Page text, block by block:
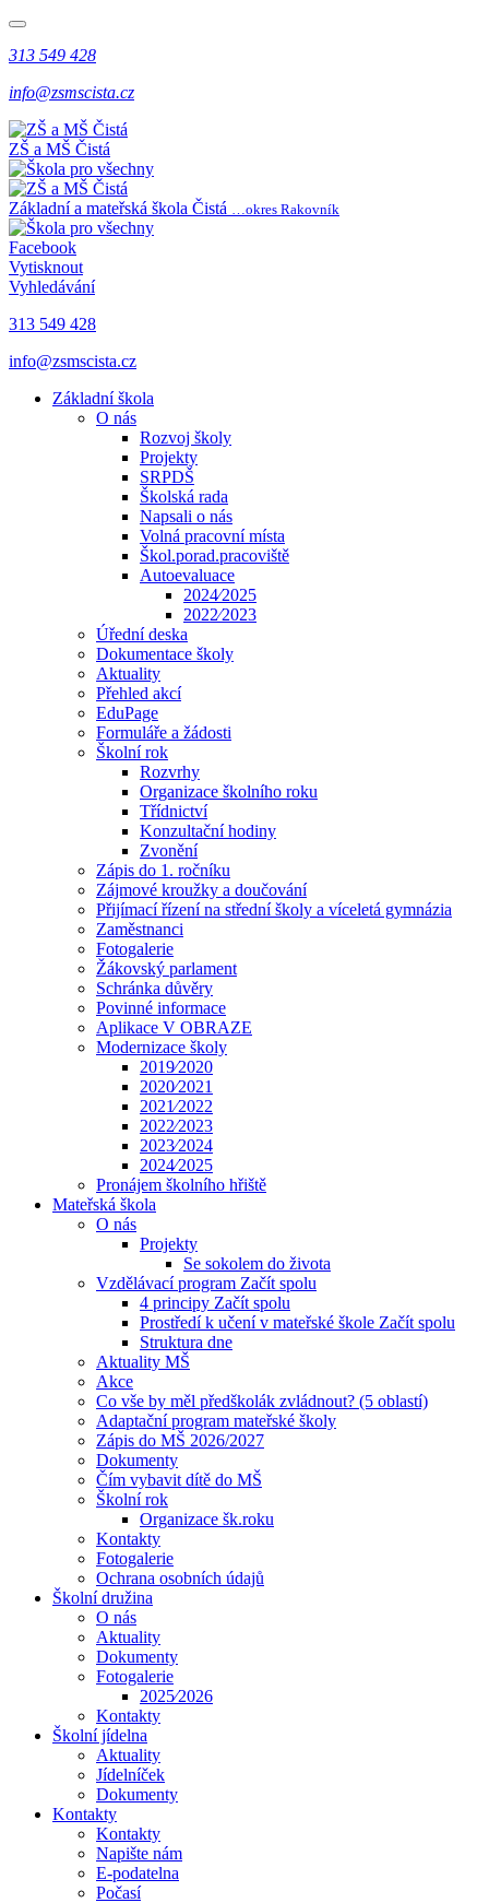
313 549 428
info@zsmscista.cz
ZŠ a MŠ Čistá
Základní a mateřská škola Čistá …okres Rakovník
Facebook
Vytisknout
Vyhledávání
313 549 428
info@zsmscista.cz
Základní škola
O nás
Rozvoj školy
Projekty
SRPDŠ
Školská rada
Napsali o nás
Volná pracovní místa
Škol.porad.pracoviště
Autoevaluace
2024⁄2025
2022⁄2023
Úřední deska
Dokumentace školy
Aktuality
Přehled akcí
EduPage
Formuláře a žádosti
Školní rok
Rozvrhy
Organizace školního roku
Třídnictví
Konzultační hodiny
Zvonění
Zápis do 1. ročníku
Zájmové kroužky a doučování
Přijímací řízení na střední školy a víceletá gymnázia
Zaměstnanci
Fotogalerie
Žákovský parlament
Schránka důvěry
Povinné informace
Aplikace V OBRAZE
Modernizace školy
2019⁄2020
2020⁄2021
2021⁄2022
2022⁄2023
2023⁄2024
2024⁄2025
Pronájem školního hřiště
Mateřská škola
O nás
Projekty
Se sokolem do života
Vzdělávací program Začít spolu
4 principy Začít spolu
Prostředí k učení v mateřské škole Začít spolu
Struktura dne
Aktuality MŠ
Akce
Co vše by měl předškolák zvládnout? (5 oblastí)
Adaptační program mateřské školy
Zápis do MŠ 2026/2027
Dokumenty
Čím vybavit dítě do MŠ
Školní rok
Organizace šk.roku
Kontakty
Fotogalerie
Ochrana osobních údajů
Školní družina
O nás
Aktuality
Dokumenty
Fotogalerie
2025⁄2026
Kontakty
Školní jídelna
Aktuality
Jídelníček
Dokumenty
Kontakty
Kontakty
Napište nám
E-podatelna
Počasí